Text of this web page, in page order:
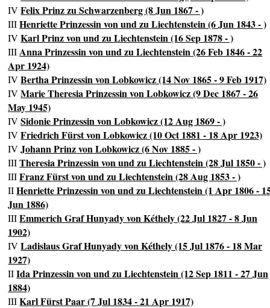
IVFelix Prinz zu Schwarzenberg (8 Jun 1867 - )
IIIHenriette Prinzessin von und zu Liechtenstein (6 Jun 1843 - )
IVKarl Prinz von und zu Liechtenstein (16 Sep 1878 - )
IIIAnna Prinzessin von und zu Liechtenstein (26 Feb 1846 - 22
Apr 1924)
IVBertha Prinzessin von Lobkowicz (14 Nov 1865 - 9 Feb 1917)
IVMarie Theresia Prinzessin von Lobkowicz (9 Dec 1867 - 26
May 1945)
IVSidonie Prinzessin von Lobkowicz (12 Aug 1869 - )
IVFriedrich Fürst von Lobkowicz (10 Oct 1881 - 18 Apr 1923)
IVJohann Prinz von Lobkowicz (6 Nov 1885 - )
IIITheresia Prinzessin von und zu Liechtenstein (28 Jul 1850 - )
IIIFranz Fürst von und zu Liechtenstein (28 Aug 1853 - )
IIHenriette Prinzessin von und zu Liechtenstein (1 Apr 1806 -
Jun 1886)
IIIEmmerich Graf Hunyady von Kéthely (22 Jul 1827 - 8 Jun
1902)
IVLadislaus Graf Hunyady von Kéthely (15 Jul 1876 - 18 Mar
1927)
IIIda Prinzessin von und zu Liechtenstein (12 Sep 1811 - 27 Jun
1884)
IIIKarl Fürst Paar (7 Jul 1834 - 21 Apr 1917)